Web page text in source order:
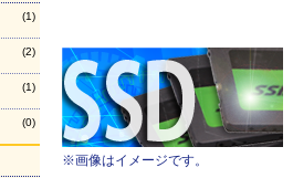
(1)
(2)
(1)
(0)
※画像はイメージです。